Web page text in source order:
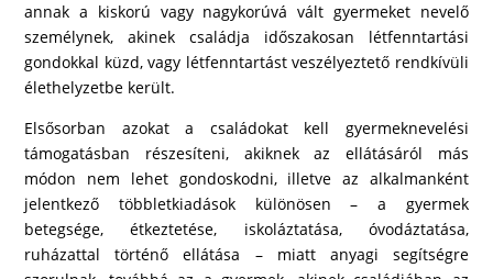
annak a kiskorú vagy nagykorúvá vált gyermeket nevelő
személynek, akinek családja időszakosan létfenntartási
gondokkal küzd, vagy létfenntartást veszélyeztető rendkívüli
élethelyzetbe került.
Elsősorban azokat a családokat kell gyermeknevelési
támogatásban részesíteni, akiknek az ellátásáról más
módon nem lehet gondoskodni, illetve az alkalmanként
jelentkező többletkiadások különösen – a gyermek
betegsége, étkeztetése, iskoláztatása, óvodáztatása,
ruházattal történő ellátása – miatt anyagi segítségre